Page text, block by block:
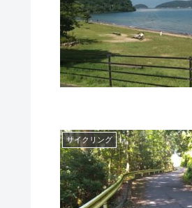
サイクリング